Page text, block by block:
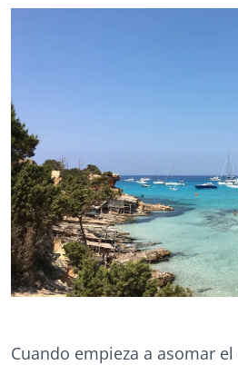
Cuando empieza a asomar